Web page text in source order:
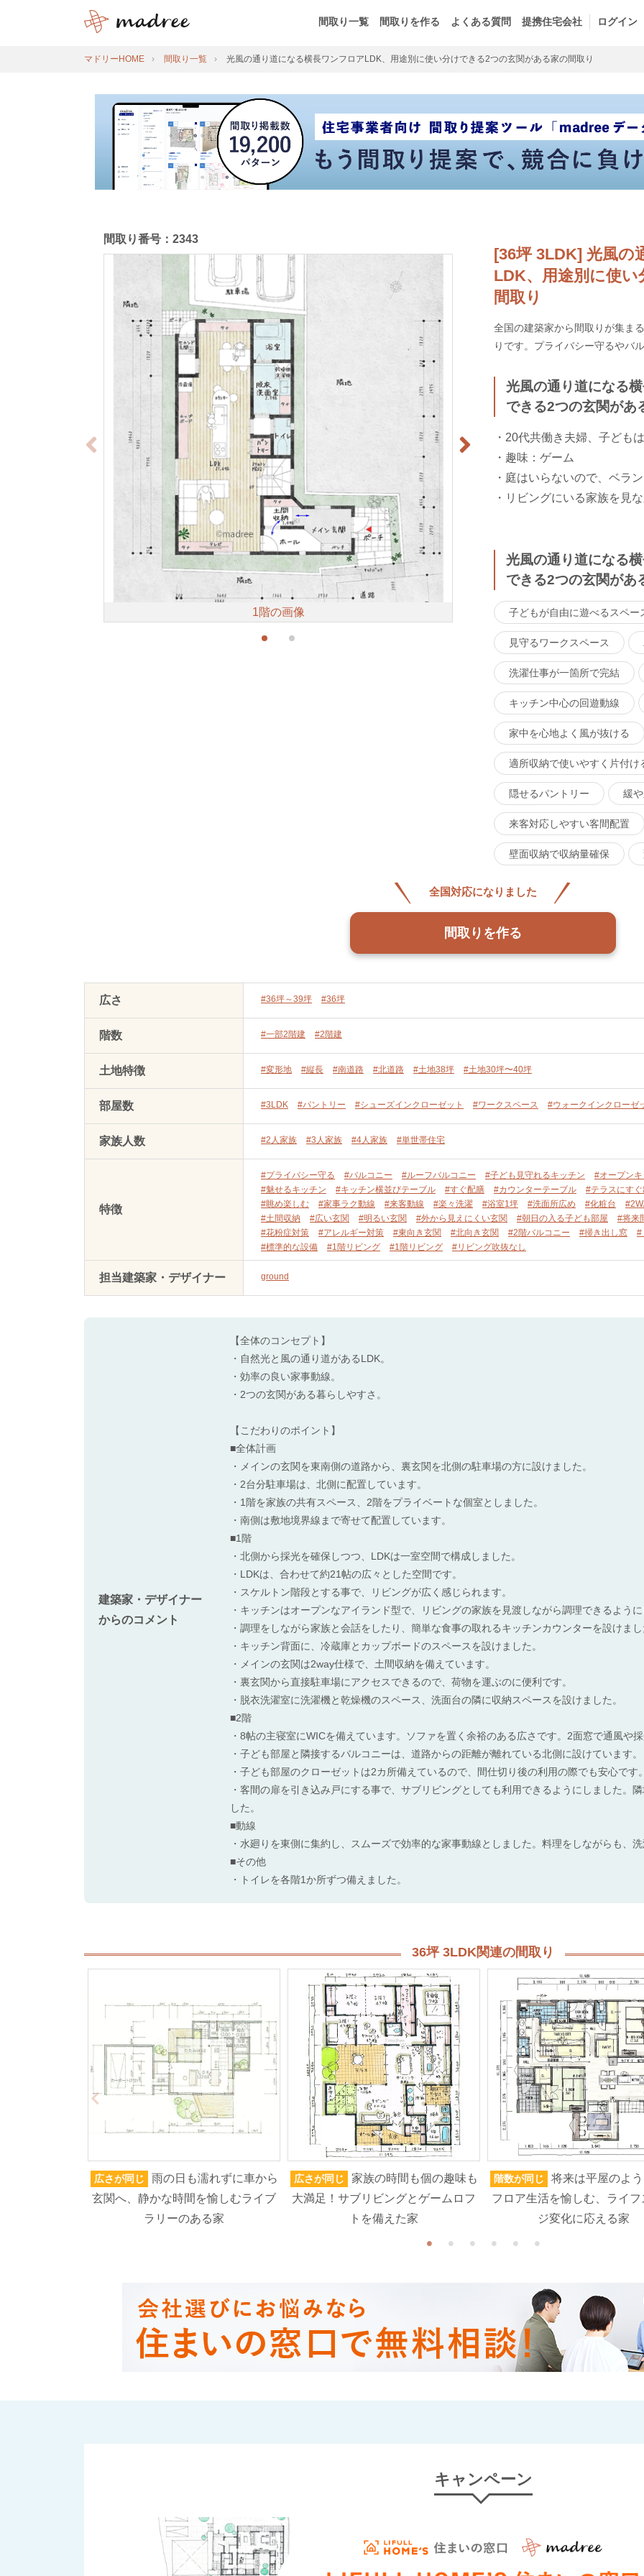
間取り一覧 間取りを作る よくある質問 提携住宅会社 ログイン
マドリーHOME 間取り一覧 光風の通り道になる横長ワンフロアLDK、用途別に使い分けできる2つの玄関がある家の間取り
[36坪 3LDK] 光風の
LDK、用途別に使
間取り
全国の建築家から間取りが集ま
りです。プライバシー守るやバ
光風の通り道になる
できる2つの玄関があ
・20代共働き夫婦、子ども
・趣味：ゲーム
・庭はいらないので、ベラ
・リビングにいる家族を見
光風の通り道になる
できる2つの玄関があ
子どもが自由に遊べるスペー
見守るワークスペース
洗濯仕事が一箇所で完結
キッチン中心の回遊動線
家中を心地よく風が抜ける
適所収納で使いやすく片付け
隠せるパントリー 緩
来客対応しやすい客間配置
壁面収納で収納量確保
間取り番号：2343
1階の画像
全国対応になりました
間取りを作る
広さ #36坪～39坪 #36坪
階数 #一部2階建 #2階建
土地特徴 #変形地 #縦長 #南道路 #北道路 #土地38坪 #土地30坪〜40坪
部屋数 #3LDK #パントリー #シューズインクローゼット #ワークスペース #ウォークインクローゼ
家族人数 #2人家族 #3人家族 #4人家族 #単世帯住宅
特徴
#プライバシー守る #バルコニー #ルーフバルコニー #子ども見守れるキッチン #オープンキ
#魅せるキッチン
#キッチン横並びテーブル #すぐ配膳 #カウンターテーブル #テラスにす
#眺め楽しむ
#家事ラク動線 #来客動線 #楽々洗濯 #浴室1坪 #洗面所広め #化粧台
#土間収納
#広い玄関 #明るい玄関 #外から見えにくい玄関 #朝日の入る子ども部屋 #将来
#花粉症対策
#アレルギー対策 #東向き玄関 #北向き玄関 #2階バルコニー #掃き出し窓
#標準的な設備
#1階リビング #1階リビング #リビング吹抜なし
担当建築家・デザイナー ground
建築家・デザイナー
からのコメント
【全体のコンセプト】
・自然光と風の通り道があるLDK。
・効率の良い家事動線。
・2つの玄関がある暮らしやすさ。
【こだわりのポイント】
■全体計画
・メインの玄関を東南側の道路から、裏玄関を北側の駐車場の方に設けました。
・2台分駐車場は、北側に配置しています。
・1階を家族の共有スペース、2階をプライベートな個室としました。
・南側は敷地境界線まで寄せて配置しています。
■1階
・北側から採光を確保しつつ、LDKは一室空間で構成しました。
・LDKは、合わせて約21帖の広々とした空間です。
・スケルトン階段とする事で、リビングが広く感じられます。
・キッチンはオープンなアイランド型で、リビングの家族を見渡しながら調理できるように
・調理をしながら家族と会話をしたり、簡単な食事の取れるキッチンカウンターを設けまし
・キッチン背面に、冷蔵庫とカップボードのスペースを設けました。
・メインの玄関は2way仕様で、土間収納を備えています。
・裏玄関から直接駐車場にアクセスできるので、荷物を運ぶのに便利です。
・脱衣洗濯室に洗濯機と乾燥機のスペース、洗面台の隣に収納スペースを設けました。
■2階
・8帖の主寝室にWICを備えています。ソファを置く余裕のある広さです。2面窓で通風や採
・子ども部屋と隣接するバルコニーは、道路からの距離が離れている北側に設けています。
・子ども部屋のクローゼットは2カ所備えているので、間仕切り後の利用の際でも安心です。
・客間の扉を引き込み戸にする事で、サブリビングとしても利用できるようにしました。
した。
■動線
・水廻りを東側に集約し、スムーズで効率的な家事動線としました。料理をしながらも、洗
■その他
・トイレを各階1か所ずつ備えました。
36坪 3LDK関連の間取り
広さが同じ
雨の日も濡れずに車から
玄関へ、静かな時間を愉しむライブ
ラリーのある家
広さが同じ
家族の時間も個の趣味も
大満足！サブリビングとゲームロフ
トを備えた家
階数が同じ
将来は平屋のよ
フロア生活を愉しむ、ライフ
ジ変化に応える家
キャンペーン